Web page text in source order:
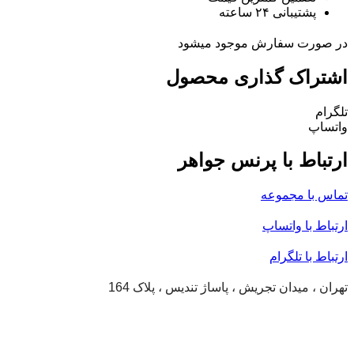
پشتیبانی ۲۴ ساعته
در صورت سفارش موجود میشود
اشتراک گذاری محصول
تلگرام
واتساپ
ارتباط با پرنس جواهر
تماس با مجموعه
ارتباط با واتساپ
ارتباط با تلگرام
تهران ، میدان تجریش ، پاساژ تندیس ، پلاک 164